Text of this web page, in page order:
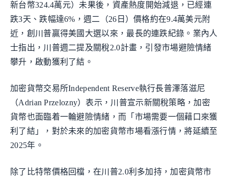
新台幣324.4萬元）未果後，資產熱度開始減退，已經連
跌3天、跌幅達6%，週二（26日）價格約在9.4萬美元附
近，創川普贏得美國大選以來，最長的連跌紀錄。業內人
士指出，川普週二提及關稅2.0計畫，引發市場避險情緒
攀升，啟動獲利了結。
加密貨幣交易所Independent Reserve執行長普澤落滋尼
（Adrian Przelozny）表示，川普宣示新關稅策略，加密
貨幣也面臨着一輪避險情緒，而「市場需要一個藉口來獲
利了結」，對於未來的加密貨幣市場看漲行情，將延續至
2025年。
除了比特幣價格回檔，在川普2.0利多加持，加密貨幣市